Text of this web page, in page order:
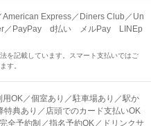
Express／Diners Club／Un
／PayPay d払い メルPay LINEp
を記載しています。スマート支払いではご
す。
OK／個室あり／駐車場あり／駅か
特典あり／店頭でのカード支払いOK
全予約制／指名予約OK／ドリンクサ